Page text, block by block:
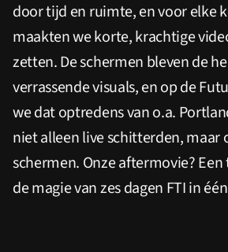
door tijd en ruimte, en voor elke
maakten we korte, krachtige
zetten. De schermen bleven de
verrassende visuals, en op de
we dat optredens van o.a.
niet alleen live schitterden, maar
schermen. Onze aftermovie?
de magie van zes dagen FTI in